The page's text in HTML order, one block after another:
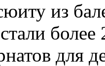
из
для